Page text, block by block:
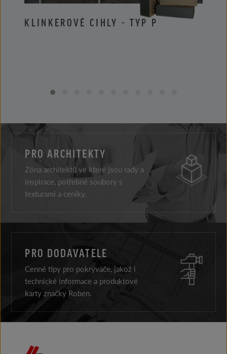
KLINKEROVÉ CIHLY - TYP P
PRO ARCHITEKTY
Zóna architektů ve které jsou rady a
inspirace, potřebné soubory s
texturami a ceníky.
PRO DODAVATELE
Cenné tipy pro pokrývače, jakož i
technické informace a produktové
karty značky Roben.